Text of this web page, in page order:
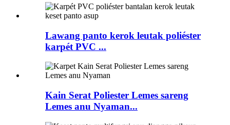
Lawang panto kerok leutak poliéster
karpét PVC ...
Kain Serat Poliester Lemes sareng
Lemes anu Nyaman...